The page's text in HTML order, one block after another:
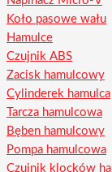
Koło pasowe wału
Hamulce
Czujnik ABS
Zacisk hamulcowy
Cylinderek hamulca
Tarcza hamulcowa
Bęben hamulcowy
Pompa hamulcowa
Czujnik klocków